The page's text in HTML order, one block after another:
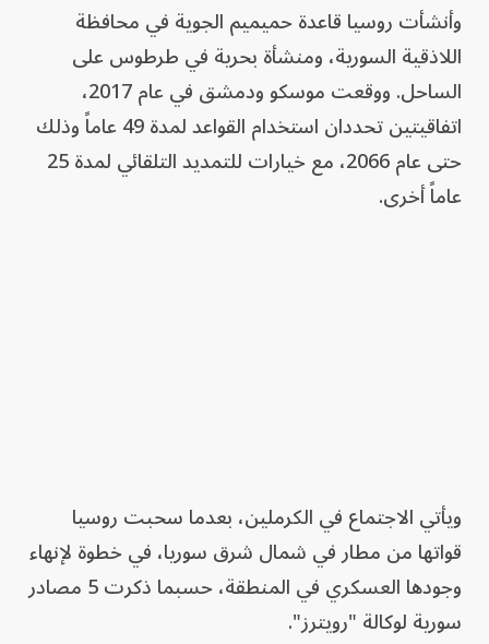
وأنشأت روسيا قاعدة حميميم الجوية في محافظة
اللاذقية السورية، ومنشأة بحرية في طرطوس على
الساحل. ووقعت موسكو ودمشق في عام 2017،
اتفاقيتين تحددان استخدام القواعد لمدة 49 عاماً وذلك
حتى عام 2066، مع خيارات للتمديد التلقائي لمدة 25
عاماً أخرى.
ويأتي الاجتماع في الكرملين، بعدما سحبت روسيا
قواتها من مطار في شمال شرق سوريا، في خطوة لإنهاء
وجودها العسكري في المنطقة، حسبما ذكرت 5 مصادر
سورية لوكالة "رويترز".